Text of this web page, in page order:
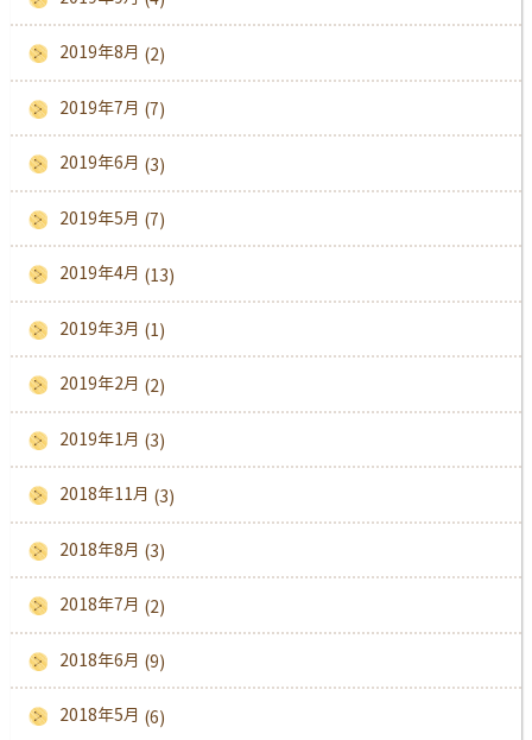
2019年8月 (2)
2019年7月 (7)
2019年6月 (3)
2019年5月 (7)
2019年4月 (13)
2019年3月 (1)
2019年2月 (2)
2019年1月 (3)
2018年11月 (3)
2018年8月 (3)
2018年7月 (2)
2018年6月 (9)
2018年5月 (6)